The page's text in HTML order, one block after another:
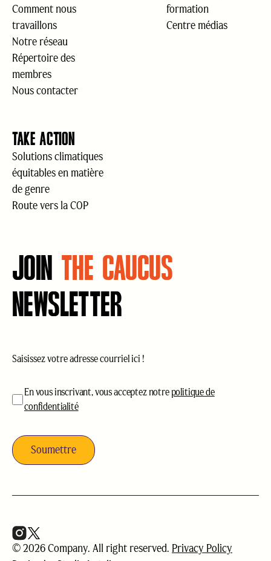
Comment nous
travaillons
Notre réseau
Répertoire des
membres
Nous contacter
formation
Centre médias
TAKE ACTION
Solutions climatiques
équitables en matière
de genre
Route vers la COP
JOIN THE CAUCUS
NEWSLETTER
acceptation(Nécessaire)
En vous inscrivant, vous acceptez notrepolitique de
confidentialité
© 2026 Company. All right reserved. Privacy Policy